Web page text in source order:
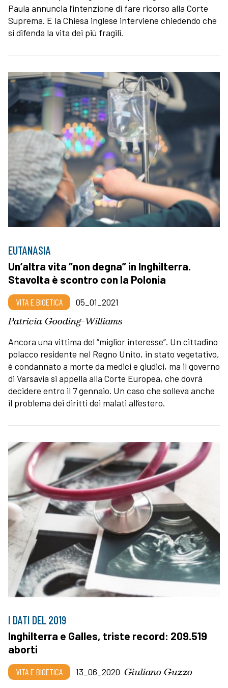
Paula annuncia l’intenzione di fare ricorso alla Corte
Suprema. E la Chiesa inglese interviene chiedendo che
si difenda la vita dei più fragili.
EUTANASIA
Un’altra vita “non degna” in Inghilterra.
Stavolta è scontro con la Polonia
VITA E BIOETICA 05_01_2021
Patricia Gooding-Williams
Ancora una vittima del “miglior interesse”. Un cittadino
polacco residente nel Regno Unito, in stato vegetativo,
è condannato a morte da medici e giudici, ma il governo
di Varsavia si appella alla Corte Europea, che dovrà
decidere entro il 7 gennaio. Un caso che solleva anche
il problema dei diritti dei malati all’estero.
I DATI DEL 2019
Inghilterra e Galles, triste record: 209.519
aborti
VITA E BIOETICA 13_06_2020 Giuliano Guzzo